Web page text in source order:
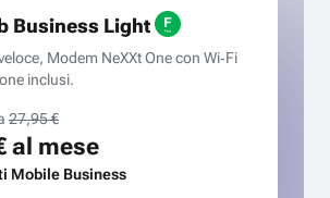
Business Light
Modem NeXXt One con Wi‑Fi
inclusi.
27,95 €
al mese
Mobile Business